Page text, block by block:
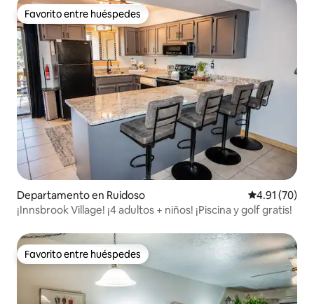
Favorito entre huéspedes
Favorito entre huéspedes
Departamento en Ruidoso Calificación
4.91 (70)
¡Innsbrook Village! ¡4 adultos + niños! ¡Piscina y golf gratis!
Favorito entre huéspedes
Favorito entre huéspedes